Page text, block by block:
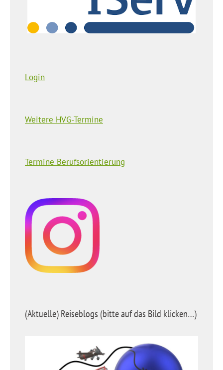
Login
Weitere HVG-Termine
Termine Berufsorientierung
(Aktuelle) Reiseblogs (bitte auf das Bild klicken…)